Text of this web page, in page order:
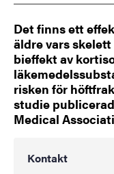
​​​​​​​Det finns ett
äldre vars
bieffekt av
risken för
studie
Medical
Kontakt